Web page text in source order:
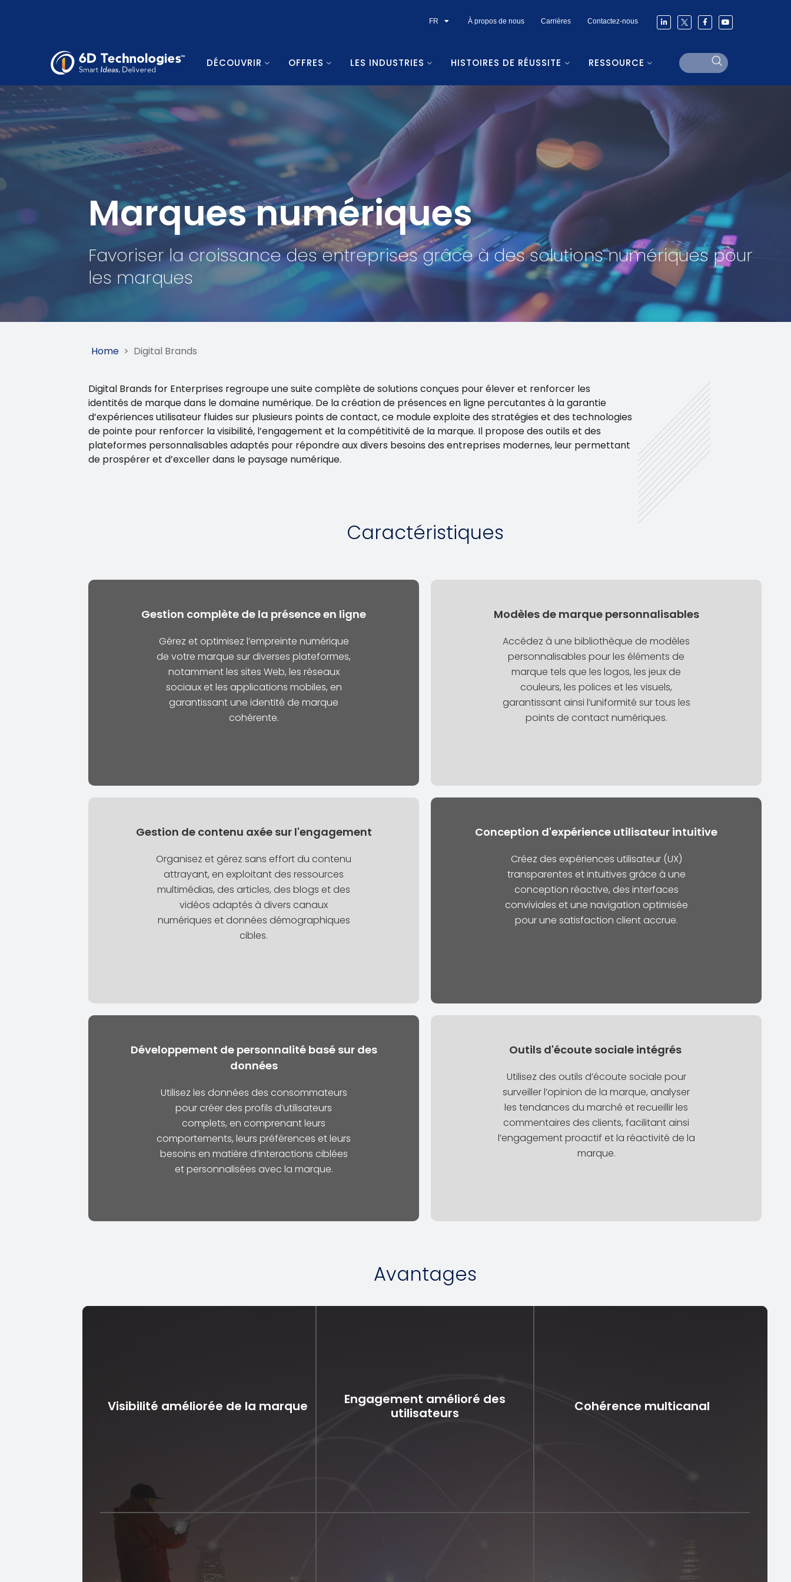
FR À propos de nous Carrières Contactez-nous
DÉCOUVRIR OFFRES LES INDUSTRIES HISTOIRES DE RÉUSSITE RESSOURCE
Marques numériques
Favoriser la croissance des entreprises grâce à des solutions numériques pour
les marques
Home > Digital Brands
Digital Brands for Enterprises regroupe une suite complète de solutions conçues pour élever et renforcer les
identités de marque dans le domaine numérique. De la création de présences en ligne percutantes à la garantie
d’expériences utilisateur fluides sur plusieurs points de contact, ce module exploite des stratégies et des technologies
de pointe pour renforcer la visibilité, l’engagement et la compétitivité de la marque. Il propose des outils et des
plateformes personnalisables adaptés pour répondre aux divers besoins des entreprises modernes, leur permettant
de prospérer et d’exceller dans le paysage numérique.
Caractéristiques
Gestion complète de la présence en ligne
Gérez et optimisez l’empreinte numérique
de votre marque sur diverses plateformes,
notamment les sites Web, les réseaux
sociaux et les applications mobiles, en
garantissant une identité de marque
cohérente.
Modèles de marque personnalisables
Accédez à une bibliothèque de modèles
personnalisables pour les éléments de
marque tels que les logos, les jeux de
couleurs, les polices et les visuels,
garantissant ainsi l’uniformité sur tous les
points de contact numériques.
Gestion de contenu axée sur l'engagement
Organisez et gérez sans effort du contenu
attrayant, en exploitant des ressources
multimédias, des articles, des blogs et des
vidéos adaptés à divers canaux
numériques et données démographiques
cibles.
Conception d'expérience utilisateur intuitive
Créez des expériences utilisateur (UX)
transparentes et intuitives grâce à une
conception réactive, des interfaces
conviviales et une navigation optimisée
pour une satisfaction client accrue.
Développement de personnalité basé sur des
données
Utilisez les données des consommateurs
pour créer des profils d’utilisateurs
complets, en comprenant leurs
comportements, leurs préférences et leurs
besoins en matière d’interactions ciblées
et personnalisées avec la marque.
Outils d'écoute sociale intégrés
Utilisez des outils d’écoute sociale pour
surveiller l’opinion de la marque, analyser
les tendances du marché et recueillir les
commentaires des clients, facilitant ainsi
l’engagement proactif et la réactivité de la
marque.
Avantages
Visibilité améliorée de la marque
Engagement amélioré des
utilisateurs
Cohérence multicanal
Cohérence multicanal